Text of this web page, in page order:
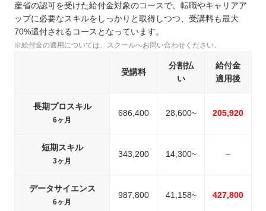
産省の認可を受けた給付金対象のコースで、転職やキャリアア
ップに必要なスキルをしっかりと取得しつつ、受講料も最大
70%還付されるコースとなっています。
※給付金の適用については、スクールへお問い合わせください。
受講料
分割払
い
給付金
適用後
長期プロスキル
6ヶ月
686,400 28,600~ 205,920
短期スキル
3ヶ月
343,200 14,300~ –
データサイエンス
6ヶ月
987,800 41,158~ 427,800